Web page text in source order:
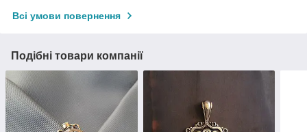
Всі умови повернення
Подібні товари компанії